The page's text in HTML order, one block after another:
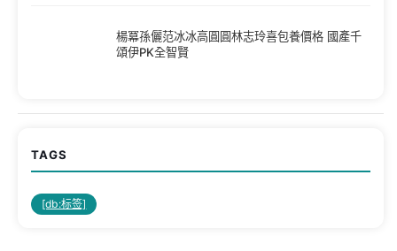
楊冪孫儷范冰冰高圓圓林志玲喜包養價格 國產千
頌伊PK全智賢
TAGS
[db:标签]